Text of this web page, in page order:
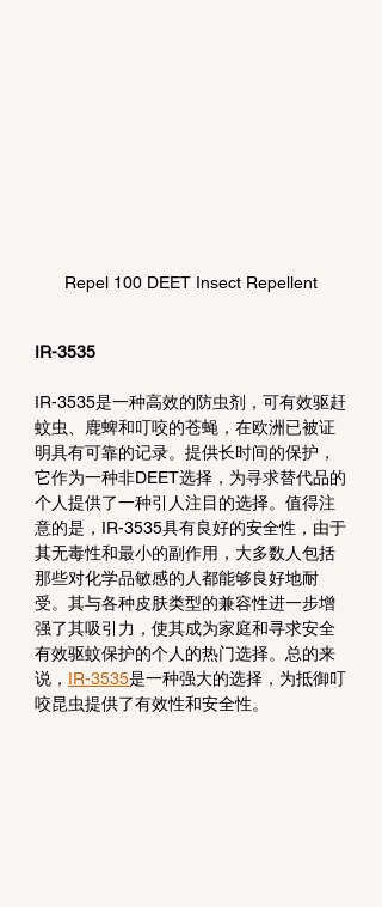
Repel 100 DEET Insect Repellent
IR-3535
IR-3535是一种高效的防虫剂，可有效驱赶
蚊虫、鹿蜱和叮咬的苍蝇，在欧洲已被证
明具有可靠的记录。提供长时间的保护，
它作为一种非DEET选择，为寻求替代品的
个人提供了一种引人注目的选择。值得注
意的是，IR-3535具有良好的安全性，由于
其无毒性和最小的副作用，大多数人包括
那些对化学品敏感的人都能够良好地耐
受。其与各种皮肤类型的兼容性进一步增
强了其吸引力，使其成为家庭和寻求安全
有效驱蚊保护的个人的热门选择。总的来
说， IR-3535是一种强大的选择，为抵御叮
咬昆虫提供了有效性和安全性。